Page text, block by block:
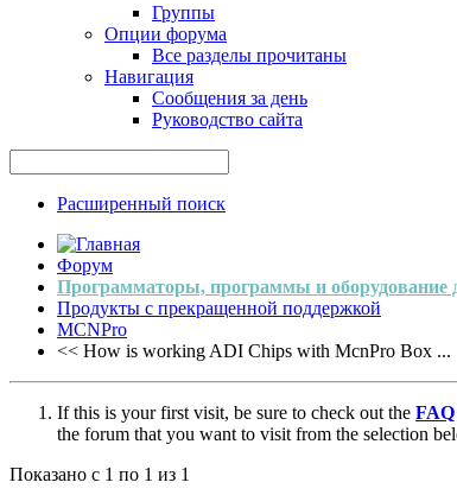
Группы
Опции форума
Все разделы прочитаны
Навигация
Сообщения за день
Руководство сайта
Расширенный поиск
Форум
Программаторы, программы и оборудование
Продукты с прекращенной поддержкой
MCNPro
<< How is working ADI Chips with McnPro Box ...
If this is your first visit, be sure to check out the FAQ
the forum that you want to visit from the selection
Показано с 1 по 1 из 1